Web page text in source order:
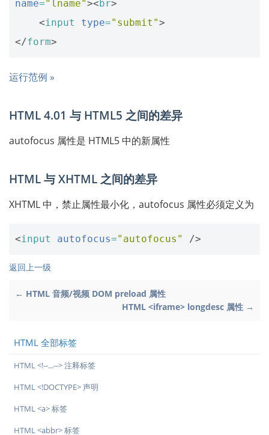
name="lname"><br>
<input type="submit">
</form>
运行范例 »
HTML 4.01 与 HTML5 之间的差异
autofocus 属性是 HTML5 中的新属性
HTML 与 XHTML 之间的差异
XHTML 中，禁止属性最小化，autofocus 属性必须定义为
<input autofocus="autofocus" />
返回上一级
← HTML 音频/视频 DOM preload 属性
HTML <iframe> longdesc 属性 →
HTML 全部标签
HTML <!--...--> 注释标签
HTML <!DOCTYPE> 声明
HTML <a> 标签
HTML <abbr> 标签